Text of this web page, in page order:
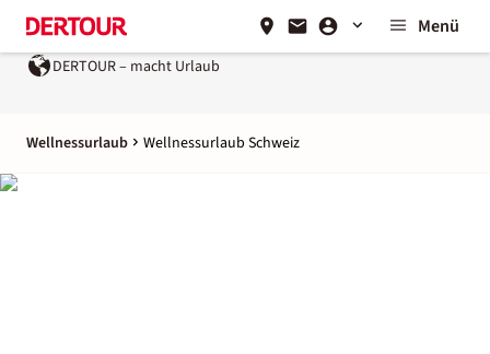
Menü
DERTOUR – macht Urlaub
Wellnessurlaub Wellnessurlaub Schweiz